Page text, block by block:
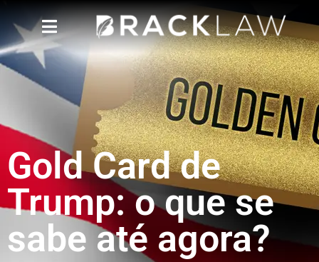
Gold Card de
Trump: o que se
sabe até agora?